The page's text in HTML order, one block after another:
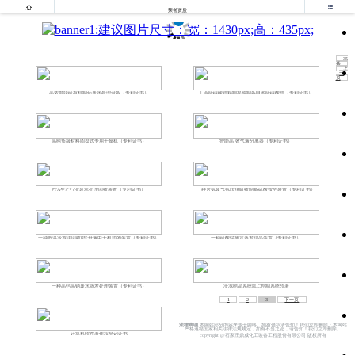

荣誉资质

高浓度脱硫有机制药废水处理设备（专利证书） 工业级碳酸锂精制提纯制备电池级碳酸锂（专利证书）
高纯负极材料圆盘式专用干燥机（专利证书） 智能高 效气液分离器（专利证书）
PTA生产行业废水处理回收装置（专利证书） 一种含氨废气氨吹脱吸收制备硫酸铵的装置（专利证书）
一种低温冷冻法回收β盐母液中无机盐的装置（专利证书） 一种硫酸锰废水蒸发结晶装置（专利证书）
一种高钙高钠废水蒸发处理装置（专利证书） 冷冻结晶系统PLC控制系统软著
计算机软件著作权登记证书
35
条
上
一
页
1 2 3 下一页
法律声明 本网站部分内容来源于网络，如有侵权请告知！我们立即删除；本网站
严格遵循国家相关法律法规规定，如有不当之处，请告知！我们立即删除。
copyright @石家庄鼎威化工装备工程股份有限公司 版权所有